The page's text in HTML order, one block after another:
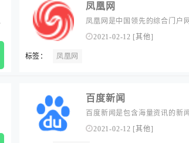
凤凰网
凤凰网是中国领先的综合门户
观点评论、财经产品、互动应
动，为主流华人提供互联网、
2021-02-12 [其他]
标签： 凤凰网
百度新闻
百度新闻是包含海量资讯的新
事件、热点话题、人物动态、
2021-02-12 [其他]